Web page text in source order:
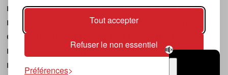
Tout accepter
Refuser le non essentiel
Préférences
magazine, à l’affût des nouvelles tendances
musicales, qu’elles viennent de la musique
électronique, du rock ou du hip hop, et des
nouveaux phénomènes de société liés à la
musique.